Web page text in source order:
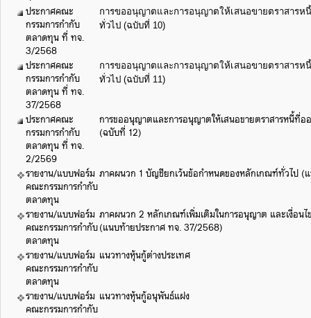
ประกาศคณะ
กรรมการกำกับ
ตลาดทุน ที่ ทจ.
3/2568
การขออนุญาตและการอนุญาตให้เสนอขายตราสารห
ทั่วไป (ฉบับที่ 10)
ประกาศคณะ
กรรมการกำกับ
ตลาดทุน ที่ ทจ.
37/2568
การขออนุญาตและการอนุญาตให้เสนอขายตราสารห
ทั่วไป (ฉบับที่ 11)
ประกาศคณะ
กรรมการกำกับ
ตลาดทุน ที่ ทจ.
2/2569
การขออนุญาตและการอนุญาตให้เสนอขายตราสารหนี้ที่อ
(ฉบับที่ 12)
รายงาน/แบบฟอร์ม
คณะกรรมการกำกับ
ตลาดทุน
ภาคผนวก 1 บัญชียกเว้นข้อกำหนดของหลักเกณฑ์ทั่วไป
รายงาน/แบบฟอร์ม
คณะกรรมการกำกับ
ตลาดทุน
ภาคผนวก 2 หลักเกณฑ์เพิ่มเติมในการอนุญาต และเงื่อน
(แนบท้ายประกาศ ทจ. 37/2568)
รายงาน/แบบฟอร์ม
คณะกรรมการกำกับ
ตลาดทุน
แนวทางหุ้นกู้ต่างประเทศ
รายงาน/แบบฟอร์ม
คณะกรรมการกำกับ
แนวทางหุ้นกู้อนุพันธ์แฝง